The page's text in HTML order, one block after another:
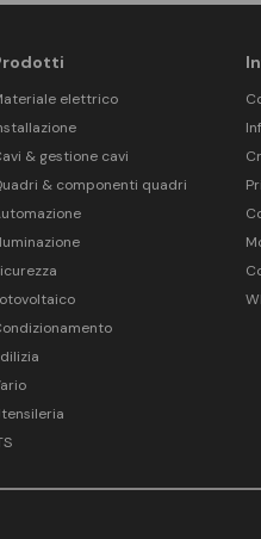
elettrico
& gestione cavi
& componenti quadri